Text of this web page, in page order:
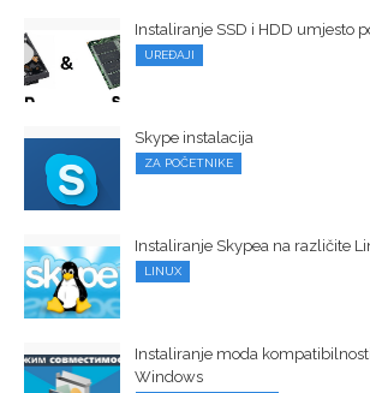
Instaliranje SSD i HDD umjesto
UREĐAJI
Skype instalacija
ZA POČETNIKE
Instaliranje Skypea na različite
LINUX
Instaliranje moda
Windows